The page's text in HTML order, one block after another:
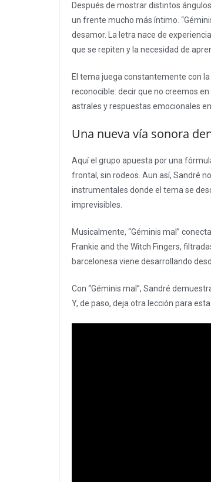
Después de mostrar distintos
un frente mucho más íntimo.
desamor. La letra nace de
que se repiten y la necesidad de
El tema juega constantemente con
reconocible: decir que no creemos
astrales y respuestas emocionales
Una nueva vía sonora
Aquí el grupo apuesta por una
frontal, sin rodeos. Aun así, Sandré
instrumentales donde el tema se
imprevisibles.
Musicalmente, “Géminis mal”
Frankie and the Witch Fingers,
barcelonesa viene desarrollando
Con “Géminis mal”, Sandré
Y, de paso, deja otra lección para